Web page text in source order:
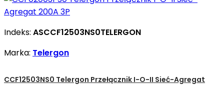
Indeks: ASCCF12503NS0TELERGON
Marka: Telergon
CCF12503NS0 Telergon Przełącznik I-O-II Sieć-Agregat